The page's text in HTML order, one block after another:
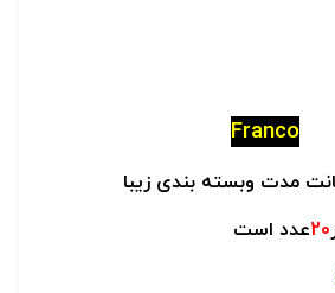
Franco
مدت وبسته بندی زیبا
20عدد است